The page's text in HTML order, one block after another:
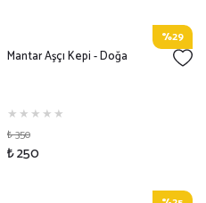
%29
Mantar Aşçı Kepi - Doğa
₺ 350
₺ 250